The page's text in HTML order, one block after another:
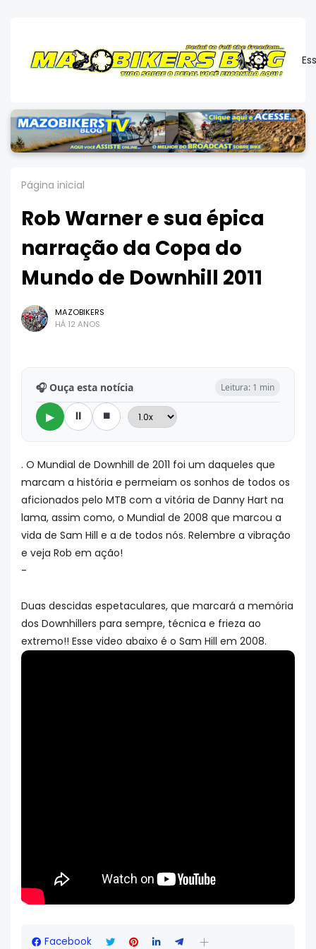
Página inicial
Rob Warner e sua épica
narração da Copa do
Mundo de Downhill 2011
MAZOBIKERS
HÁ 12 ANOS
🎧 Ouça esta notícia Leitura: 1 min
▶ ⏸ ⏹
. O Mundial de Downhill de 2011 foi um daqueles que
marcam a história e permeiam os sonhos de todos os
aficionados pelo MTB com a vitória de Danny Hart na
lama, assim como, o Mundial de 2008 que marcou a
vida de Sam Hill e a de todos nós. Relembre a vibração
e veja Rob em ação!
-
Duas descidas espetaculares, que marcará a memória
dos Downhillers para sempre, técnica e frieza ao
extremo!! Esse video abaixo é o Sam Hill em 2008.
Facebook